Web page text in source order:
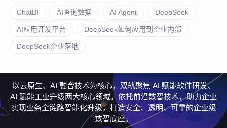
ChatBI AI查询数据 AI Agent DeepSeek
AI应用开发平台 DeepSeek如何应用到企业内部
DeepSeek企业落地
以云原生、AI 融合技术为核心，双轨聚焦 AI 赋能软件研发、
AI 赋能工业升级两大核心领域。依托前沿数智技术，助力企业
实现业务全链路智能化升级，打造安全、透明、可靠的企业级
数智底座。